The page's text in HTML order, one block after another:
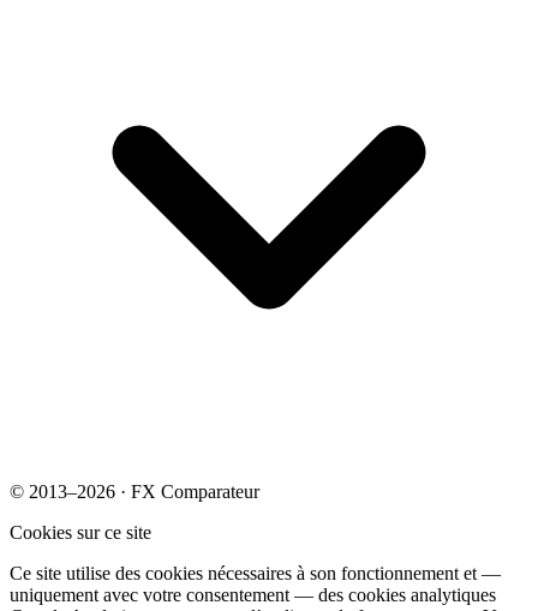
© 2013–2026 · FX Comparateur
Cookies sur ce site
Ce site utilise des cookies nécessaires à son fonctionnement et —
uniquement avec votre consentement — des cookies analytiques